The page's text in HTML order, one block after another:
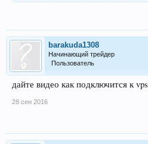
barakuda1308
Начинающий трейдер
Пользователь
дайте видео как подключится к vps
28 сен 2016